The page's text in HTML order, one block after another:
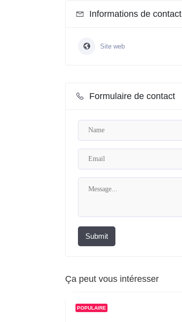
Informations de contact
Site web
Formulaire de contact
Submit
Ça peut vous intéresser
POPULAIRE